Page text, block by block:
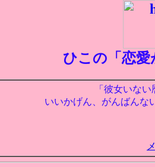
ひこの「恋
「彼女いな
いいかげん、がんばんな